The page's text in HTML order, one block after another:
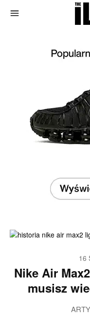
16
Nike Air
musisz